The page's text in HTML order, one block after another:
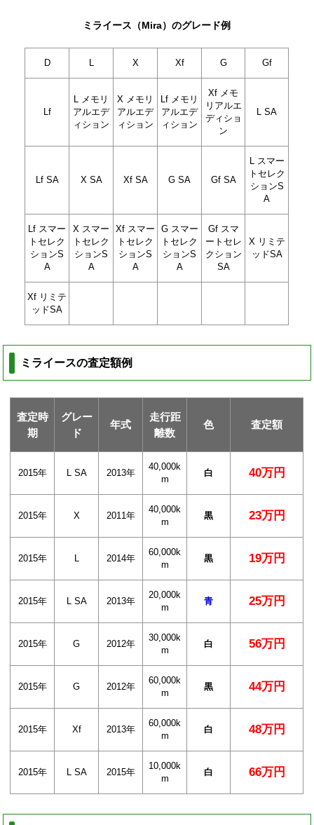
ミライース（Mira）のグレード例
D X Xf G Gf
Lf
L メモリ
アルエデ
ィション
X メモリ
アルエデ
ィション
Lf メモリ
アルエデ
ィション
Xf メモ
リアルエ
ディショ
ン
L SA
Lf SA X SA Xf SA G SA Gf SA
L スマー
トセレク
ションS
A
Lf スマー
トセレク
ションS
A
X スマー
トセレク
ションS
A
Xf スマー
トセレク
ションS
A
G スマー
トセレク
ションS
A
Gf スマ
ートセレ
クション
SA
X リミテ
ッドSA
Xf リミテ
ッドSA
ミライースの査定額例
査定時
期
グレー
ド
年式
走行距
離数
色 査定額
2015年 L SA 2013年
40,000k
m
白 40万円
2015年 X 2011年
40,000k
m
黒 23万円
2015年 L 2014年
60,000k
m
黒 19万円
2015年 L SA 2013年
20,000k
m
青 25万円
2015年 G 2012年
30,000k
m
白 56万円
2015年 G 2012年
60,000k
m
黒 44万円
2015年 Xf 2013年
60,000k
m
白 48万円
2015年 L SA 2015年
10,000k
m
白 66万円